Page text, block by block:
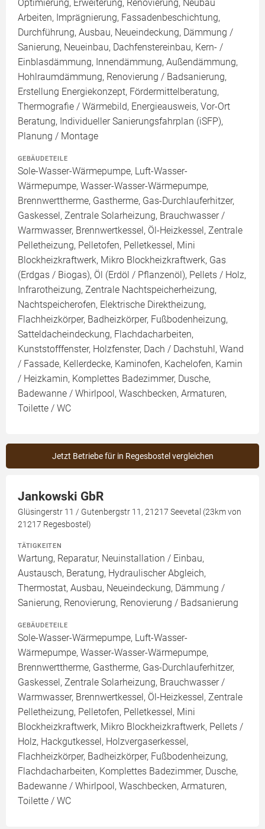
Optimierung, Erweiterung, Renovierung, Neubau
Arbeiten, Imprägnierung, Fassadenbeschichtung,
Durchführung, Ausbau, Neueindeckung, Dämmung /
Sanierung, Neueinbau, Dachfenstereinbau, Kern- /
Einblasdämmung, Innendämmung, Außendämmung,
Hohlraumdämmung, Renovierung / Badsanierung,
Erstellung Energiekonzept, Fördermittelberatung,
Thermografie / Wärmebild, Energieausweis, Vor-Ort
Beratung, Individueller Sanierungsfahrplan (iSFP),
Planung / Montage
GEBÄUDETEILE
Sole-Wasser-Wärmepumpe, Luft-Wasser-
Wärmepumpe, Wasser-Wasser-Wärmepumpe,
Brennwerttherme, Gastherme, Gas-Durchlauferhitzer,
Gaskessel, Zentrale Solarheizung, Brauchwasser /
Warmwasser, Brennwertkessel, Öl-Heizkessel, Zentrale
Pelletheizung, Pelletofen, Pelletkessel, Mini
Blockheizkraftwerk, Mikro Blockheizkraftwerk, Gas
(Erdgas / Biogas), Öl (Erdöl / Pflanzenöl), Pellets / Holz,
Infrarotheizung, Zentrale Nachtspeicherheizung,
Nachtspeicherofen, Elektrische Direktheizung,
Flachheizkörper, Badheizkörper, Fußbodenheizung,
Satteldacheindeckung, Flachdacharbeiten,
Kunststofffenster, Holzfenster, Dach / Dachstuhl, Wand
/ Fassade, Kellerdecke, Kaminofen, Kachelofen, Kamin
/ Heizkamin, Komplettes Badezimmer, Dusche,
Badewanne / Whirlpool, Waschbecken, Armaturen,
Toilette / WC
Jetzt Betriebe für in Regesbostel vergleichen
Jankowski GbR
Glüsingerstr 11 / Gutenbergstr 11, 21217 Seevetal (23km von
21217 Regesbostel)
TÄTIGKEITEN
Wartung, Reparatur, Neuinstallation / Einbau,
Austausch, Beratung, Hydraulischer Abgleich,
Thermostat, Ausbau, Neueindeckung, Dämmung /
Sanierung, Renovierung, Renovierung / Badsanierung
GEBÄUDETEILE
Sole-Wasser-Wärmepumpe, Luft-Wasser-
Wärmepumpe, Wasser-Wasser-Wärmepumpe,
Brennwerttherme, Gastherme, Gas-Durchlauferhitzer,
Gaskessel, Zentrale Solarheizung, Brauchwasser /
Warmwasser, Brennwertkessel, Öl-Heizkessel, Zentrale
Pelletheizung, Pelletofen, Pelletkessel, Mini
Blockheizkraftwerk, Mikro Blockheizkraftwerk, Pellets /
Holz, Hackgutkessel, Holzvergaserkessel,
Flachheizkörper, Badheizkörper, Fußbodenheizung,
Flachdacharbeiten, Komplettes Badezimmer, Dusche,
Badewanne / Whirlpool, Waschbecken, Armaturen,
Toilette / WC